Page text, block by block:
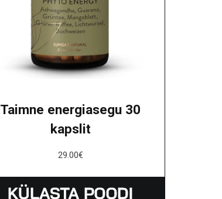
Taimne energiasegu 30
kapslit
29.00€